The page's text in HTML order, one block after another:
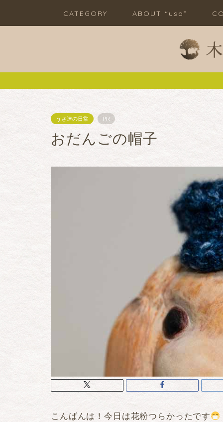
CATEGORY ABOUT “usa”
うさ達の日常 PR
おだんごの帽子
こんばんは！今日は花粉つらかったです